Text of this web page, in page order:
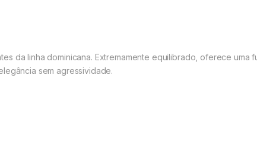
da linha dominicana. Extremamente equilibrado, oferece uma
sem agressividade.